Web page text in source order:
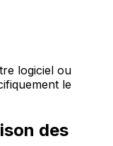
logiciel ou
le
des